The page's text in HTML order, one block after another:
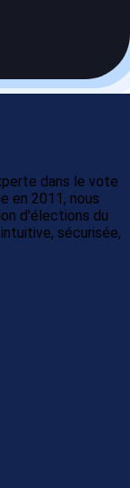
dans le vote
en 2011, nous
d'élections du
sécurisée,